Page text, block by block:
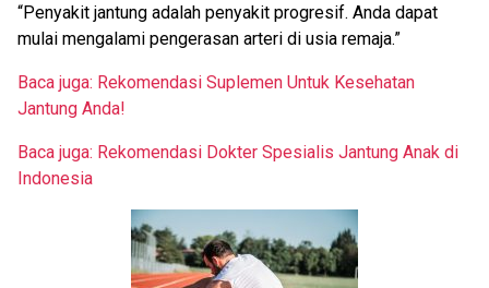
“Penyakit jantung adalah penyakit progresif. Anda dapat
mulai mengalami pengerasan arteri di usia remaja.”
Baca juga: Rekomendasi Suplemen Untuk Kesehatan
Jantung Anda!
Baca juga: Rekomendasi Dokter Spesialis Jantung Anak di
Indonesia